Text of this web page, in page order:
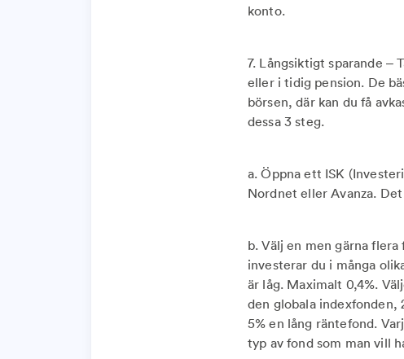
konto.
7. Långsiktigt sparande –
eller i tidig pension. De
börsen, där kan du få
dessa 3 steg.
a. Öppna ett ISK
Nordnet eller Avanza.
b. Välj en men gärna
investerar du i många
är låg. Maximalt 0,4%.
den globala indexfonden,
5% en lång räntefond.
typ av fond som man vill